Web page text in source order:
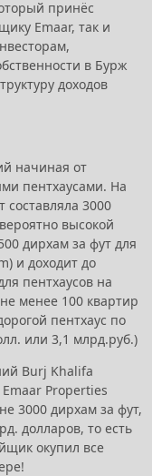
принёс
Emaar, так и
в Бурж
доходов
начиная от
пентхаусами. На
3000
высокой
дирхам за фут для
и доходит до
пентхаусов на
менее 100 квартир
пентхаус по
или 3,1 млрд.руб.)
Burj Khalifa
Properties
3000 дирхам за фут,
долларов, то есть
окупил все